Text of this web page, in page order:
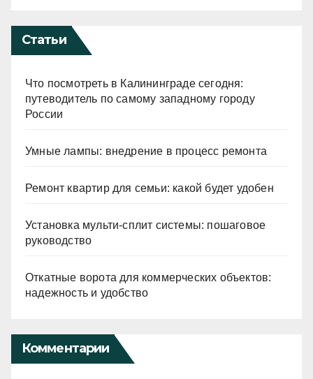
Статьи
Что посмотреть в Калининграде сегодня:
путеводитель по самому западному городу
России
Умные лампы: внедрение в процесс ремонта
Ремонт квартир для семьи: какой будет удобен
Установка мульти-сплит системы: пошаговое
руководство
Откатные ворота для коммерческих объектов:
надежность и удобство
Комментарии